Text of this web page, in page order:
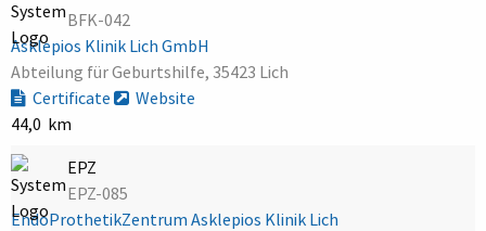
BFK-042
Asklepios Klinik Lich GmbH
Abteilung für Geburtshilfe, 35423 Lich
Certificate
Website
44,0 km
EPZ
EPZ-085
EndoProthetikZentrum Asklepios Klinik Lich